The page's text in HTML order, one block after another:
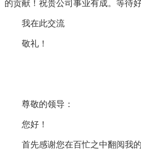
的贡献！祝贵公司事业有成。等待好
我在此交流
敬礼！
尊敬的领导：
您好！
首先感谢您在百忙之中翻阅我